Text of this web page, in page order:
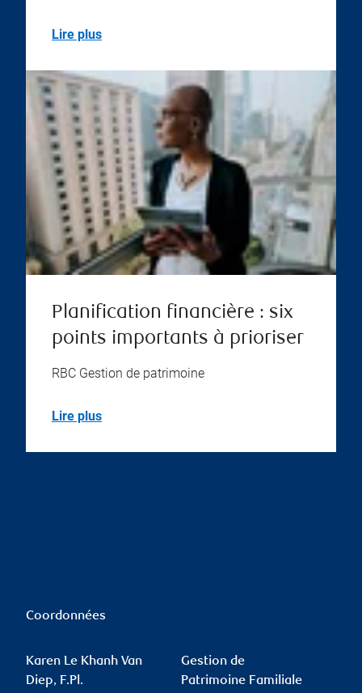
Lire plus
Planification financière : six
points importants à prioriser
RBC Gestion de patrimoine
Lire plus
Coordonnées
Karen Le Khanh Van
Diep, F.Pl.
Gestion de
Patrimoine Familiale